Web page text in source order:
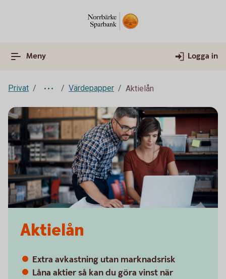
Meny Logga in
Privat Värdepapper Aktielån
Aktielån
Extra avkastning utan marknadsrisk
Låna aktier så kan du göra vinst när